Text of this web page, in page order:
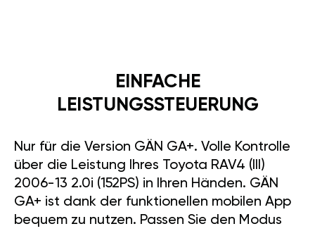
EINFACHE
LEISTUNGSSTEUERUNG
Nur für die Version GÄN GA+. Volle Kontrolle
über die Leistung Ihres Toyota RAV4 (III)
2006-13 2.0i (152PS) in Ihren Händen. GÄN
GA+ ist dank der funktionellen mobilen App
bequem zu nutzen. Passen Sie den Modus